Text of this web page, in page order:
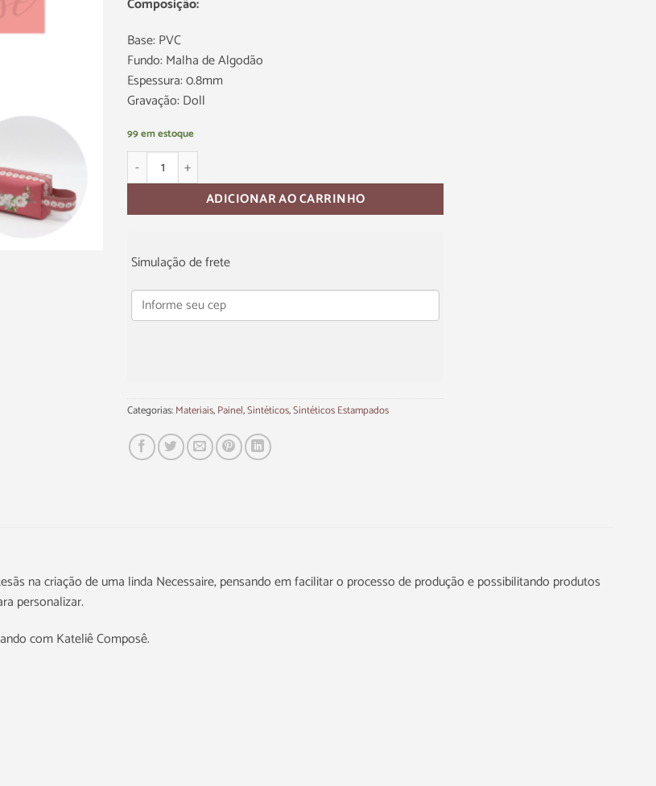
Base: PVC
Fundo: Malha de Algodão
Espessura: 0.8mm
Gravação: Doll
99 em estoque
ADICIONAR AO CARRINHO
Simulação de frete
Categorias:Materiais,Painel,Sintéticos,Sintéticos Estampados
na criação de uma linda Necessaire, pensando em facilitar o processo de produção e possibilitando produtos
personalizar.
com Kateliê Composê.